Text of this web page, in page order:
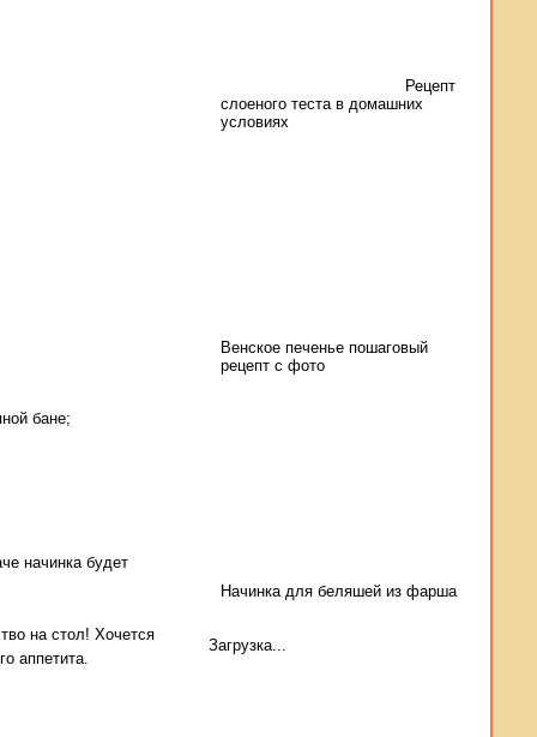
бане;
начинка будет
на стол! Хочется
аппетита.
Рецепт
слоеного теста в домашних
условиях
Венское печенье пошаговый
рецепт с фото
Начинка для беляшей из фарша
Загрузка...